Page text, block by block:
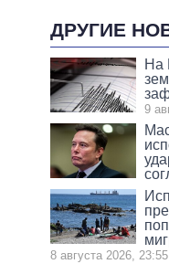
ДРУГИЕ
На
9
8 августа 2026, 23:55